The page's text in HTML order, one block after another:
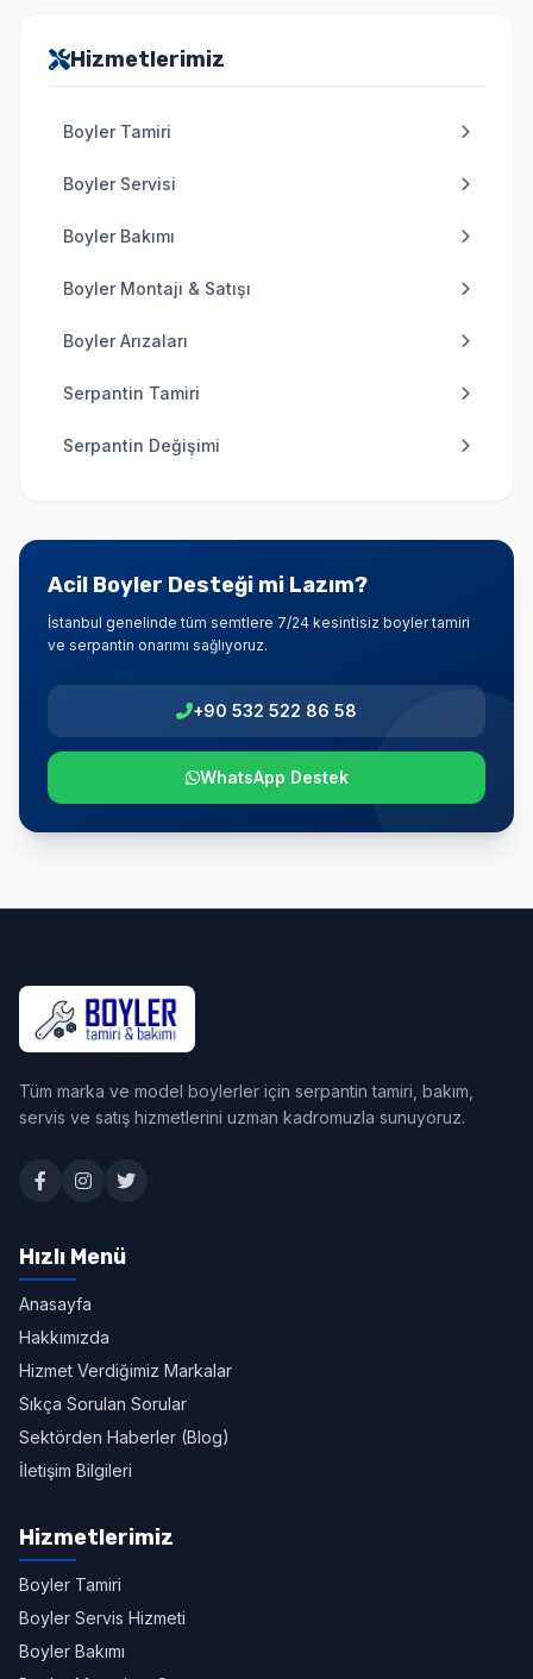
Hizmetlerimiz
Boyler Tamiri
Boyler Servisi
Boyler Bakımı
Boyler Montajı & Satışı
Boyler Arızaları
Serpantin Tamiri
Serpantin Değişimi
Acil Boyler Desteği mi Lazım?
İstanbul genelinde tüm semtlere 7/24 kesintisiz boyler tamiri
ve serpantin onarımı sağlıyoruz.
+90 532 522 86 58
WhatsApp Destek
Tüm marka ve model boylerler için serpantin tamiri, bakım,
servis ve satış hizmetlerini uzman kadromuzla sunuyoruz.
Hızlı Menü
Anasayfa
Hakkımızda
Hizmet Verdiğimiz Markalar
Sıkça Sorulan Sorular
Sektörden Haberler (Blog)
İletişim Bilgileri
Hizmetlerimiz
Boyler Tamiri
Boyler Servis Hizmeti
Boyler Bakımı